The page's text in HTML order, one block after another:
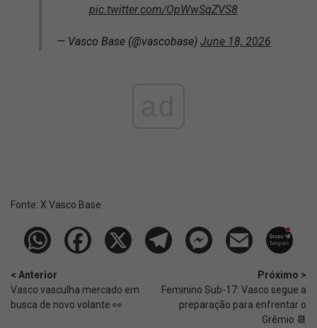
pic.twitter.com/OpWwSqZVS8
— Vasco Base (@vascobase) June 18, 2026
Fonte: X Vasco Base
< Anterior
Vasco vasculha mercado em
busca de novo volante 👀
Próximo >
Feminino Sub-17: Vasco segue a
preparação para enfrentar o
Grêmio 📆